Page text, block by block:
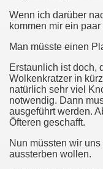
Wenn ich darüber
kommen mir ein
Man müsste einen
Erstaunlich ist doch,
Wolkenkratzer in
natürlich sehr viel
notwendig. Dann
ausgeführt werden.
Öfteren geschafft.
Nun müssten wir
aussterben wollen.